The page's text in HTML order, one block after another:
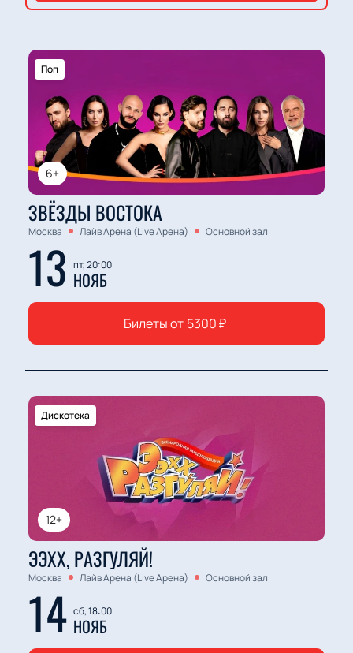
6+
Поп
ЗВЁЗДЫ ВОСТОКА
Москва Лайв Арена (Live Арена) Основной зал
13 пт, 20:00
НОЯБ
Билеты от 5300₽
12+
Дискотека
ЭЭХХ, РАЗГУЛЯЙ!
Москва Лайв Арена (Live Арена) Основной зал
14 сб, 18:00
НОЯБ